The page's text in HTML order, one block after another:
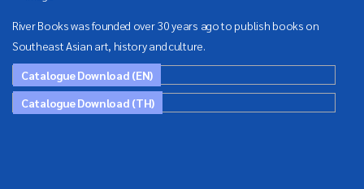
River Books was founded over 30 years ago to publish books on
Southeast Asian art, history and culture.
Catalogue Download (EN)
Catalogue Download (TH)